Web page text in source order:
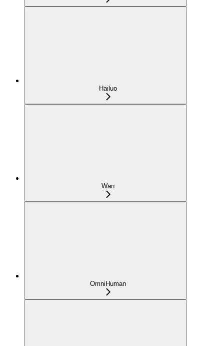
Hailuo
Wan
OmniHuman